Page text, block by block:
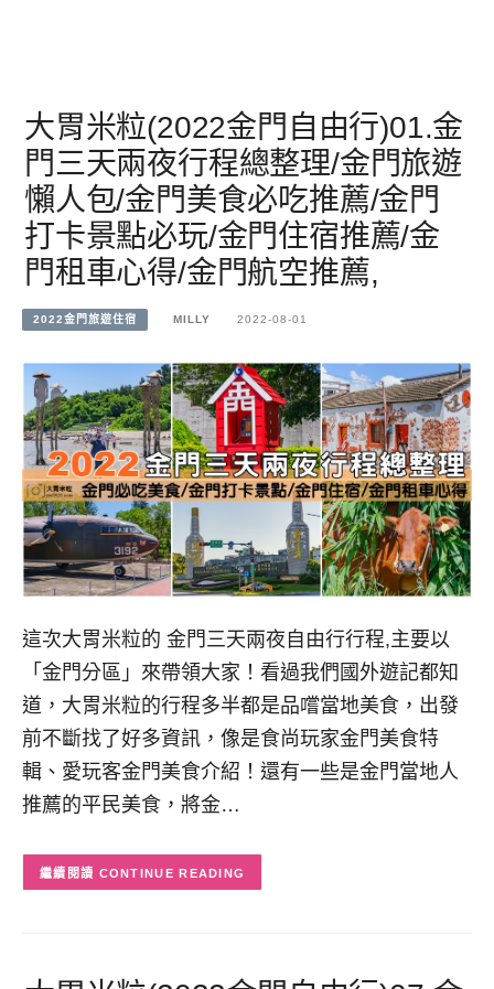
大胃米粒(2022金門自由行)01.金
門三天兩夜行程總整理/金門旅遊
懶人包/金門美食必吃推薦/金門
打卡景點必玩/金門住宿推薦/金
門租車心得/金門航空推薦,
2022金門旅遊住宿 MILLY 2022-08-01
這次大胃米粒的 金門三天兩夜自由行行程,主要以
「金門分區」來帶領大家！看過我們國外遊記都知
道，大胃米粒的行程多半都是品嚐當地美食，出發
前不斷找了好多資訊，像是食尚玩家金門美食特
輯、愛玩客金門美食介紹！還有一些是金門當地人
推薦的平民美食，將金…
CONTINUE READING